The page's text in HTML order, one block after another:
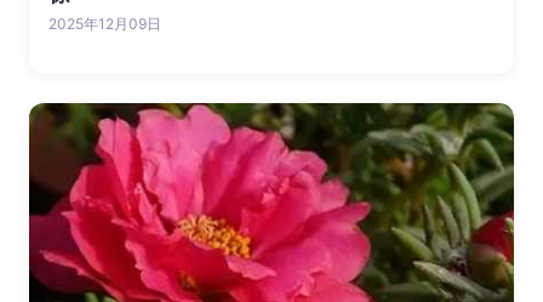
2025年12月09日